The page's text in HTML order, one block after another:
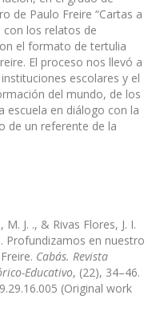
de Paulo Freire “Cartas a
con los relatos de
el formato de tertulia
El proceso nos llevó a
escolares y el
del mundo, de los
escuela en diálogo con la
de un referente de la
J. ., & Rivas Flores, J. I.
Profundizamos en nuestro
Cabás. Revista
Educativo, (22), 34–46.
(Original work